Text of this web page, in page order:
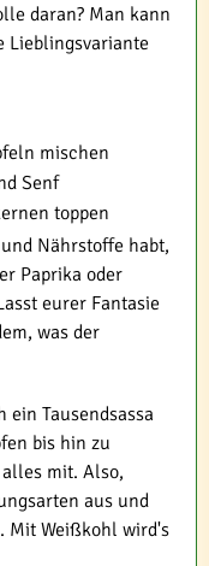
daran? Man kann
Lieblingsvariante
mischen
Senf
toppen
Nährstoffe habt,
Paprika oder
eurer Fantasie
was der
Tausendsassa
bis hin zu
mit. Also,
aus und
Mit Weißkohl wird's